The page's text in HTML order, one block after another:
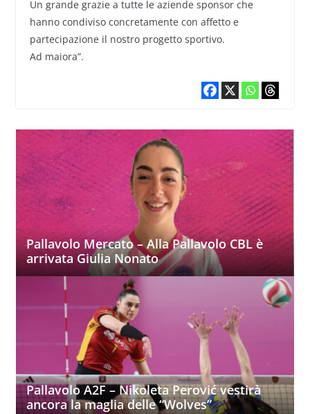
Un grande grazie a tutte le aziende sponsor che
hanno condiviso concretamente con affetto e
partecipazione il nostro progetto sportivo.
Ad maiora”.
Pallavolo Mercato – Alla Pallavolo CBL è
arrivata Giulia Nonato
Pallavolo A2F – Nikoleta Perović vestirà
ancora la maglia delle “Wolves”